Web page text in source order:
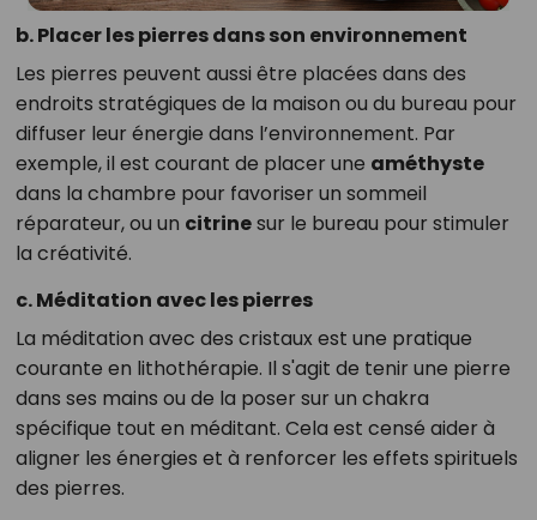
b. Placer les pierres dans son environnement
Les pierres peuvent aussi être placées dans des
endroits stratégiques de la maison ou du bureau pour
diffuser leur énergie dans l’environnement. Par
exemple, il est courant de placer une améthyste
dans la chambre pour favoriser un sommeil
réparateur, ou un citrinesur le bureau pour stimuler
la créativité.
c. Méditation avec les pierres
La méditation avec des cristaux est une pratique
courante en lithothérapie. Il s'agit de tenir une pierre
dans ses mains ou de la poser sur un chakra
spécifique tout en méditant. Cela est censé aider à
aligner les énergies et à renforcer les effets spirituels
des pierres.